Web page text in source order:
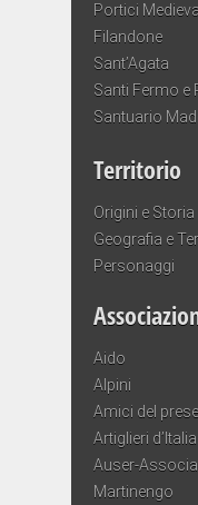
Portici
Filandone
Sant’Agata
Santi Fermo e
Santuario
Territorio
Origini e Storia
Geografia e
Personaggi
Aido
Alpini
Amici del
Artiglieri d’Italia
Auser-
Martinengo